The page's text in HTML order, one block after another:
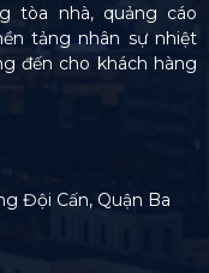
tòa nhà, quảng cáo
tảng nhân sự nhiệt
đến cho khách hàng
Đội Cấn, Quận Ba